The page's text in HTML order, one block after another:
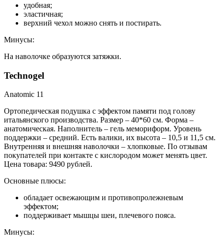
удобная;
эластичная;
верхний чехол можно снять и постирать.
Минусы:
На наволочке образуются затяжки.
Technogel
Anatomic 11
Ортопедическая подушка с эффектом памяти под голову
итальянского производства. Размер – 40*60 см. Форма –
анатомическая. Наполнитель – гель мемориформ. Уровень
поддержки – средний. Есть валики, их высота – 10,5 и 11,5 см.
Внутренняя и внешняя наволочки – хлопковые. По отзывам
покупателей при контакте с кислородом может менять цвет.
Цена товара: 9490 рублей.
Основные плюсы:
обладает освежающим и противопролежневым
эффектом;
поддерживает мышцы шеи, плечевого пояса.
Минусы: